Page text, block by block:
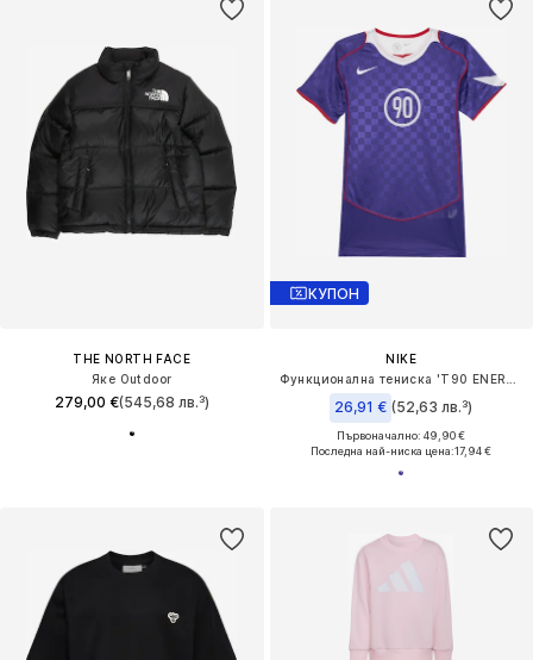
THE NORTH FACE
Яке Outdoor
279,00 €(545,68 лв.³)
КУПОН
NIKE
26,91 € (52,63 лв.³)
Първоначално: 49,90 €
Последна най-ниска цена:17,94 €